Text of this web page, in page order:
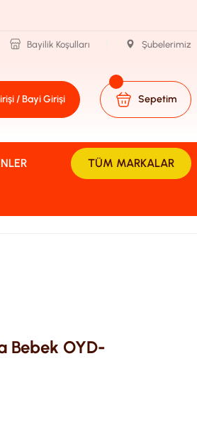
Bayilik Koşulları Şubelerimiz
/ Bayi Girişi Sepetim
TÜM MARKALAR
Bebek OYD-